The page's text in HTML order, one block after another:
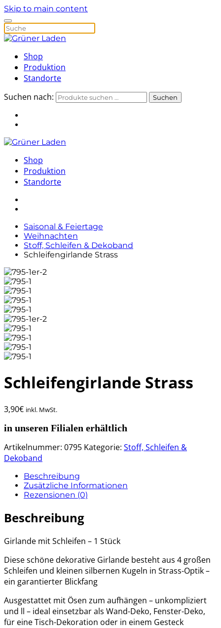
Skip to main content
Shop
Produktion
Standorte
Suchen nach:
Suchen
Shop
Produktion
Standorte
Saisonal & Feiertage
Weihnachten
Stoff, Schleifen & Dekoband
Schleifengirlande Strass
Schleifengirlande Strass
3,90€ inkl. MwSt.
in unseren Filialen erhältlich
Artikelnummer: 0795 Kategorie: Stoff, Schleifen &
Dekoband
Beschreibung
Zusätzliche Informationen
Rezensionen (0)
Beschreibung
Girlande mit Schleifen – 1 Stück
Diese schöne dekorative Girlande besteht aus 4 großen
Schleifen und kleinen silbernen Kugeln in Strass-Optik –
ein garantierter Blickfang
Ausgestattet mit Ösen zum aufhängen – unkompliziert
und ll – ideal einsetzbar als Wand-Deko, Fenster-Deko,
für eine Tisch-Dekoration oder in einem Gesteck